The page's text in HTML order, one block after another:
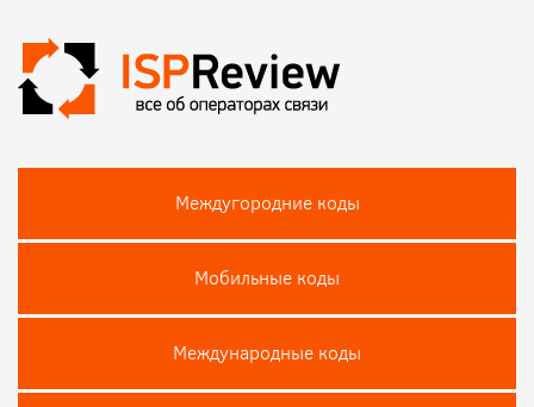
Междугородние коды
Мобильные коды
Международные коды